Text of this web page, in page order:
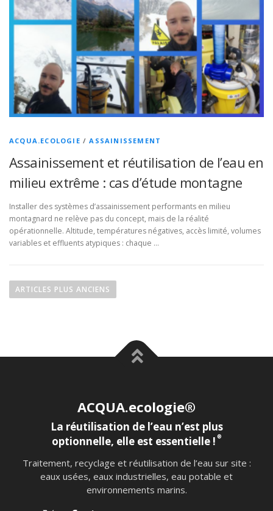
ACQUA.ECOLOGIE /ASSAINISSEMENT
Assainissement et réutilisation de l’eau en
milieu extrême : cas d’étude montagne
Installer des systèmes d’assainissement performants en milieu
montagnard ne relève pas du concept, mais de la réalité
opérationnelle. Altitude, températures négatives, accès limité, volumes
variables et effluents atypiques : chaque …
ARTICLES PLUS ANCIENS
ACQUA.ecologie®
La réutilisation de l’eau n’est plus
optionnelle, elle est essentielle ! ®
Traitement, recyclage et réutilisation de l’eau sur site :
eaux usées, eaux industrielles, eau potable et
environnements marins.